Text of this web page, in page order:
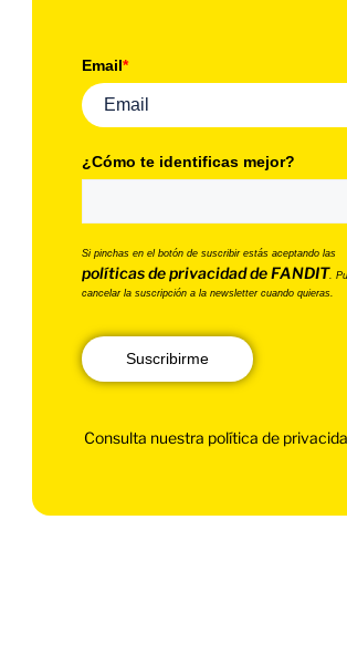
Email*
¿Cómo te identificas mejor?
Si pinchas en el botón de suscribir estás aceptando las
políticas de privacidad de FANDIT.
cancelar la suscripción a la newsletter cuando quieras.
Suscribirme
Consulta nuestra política de